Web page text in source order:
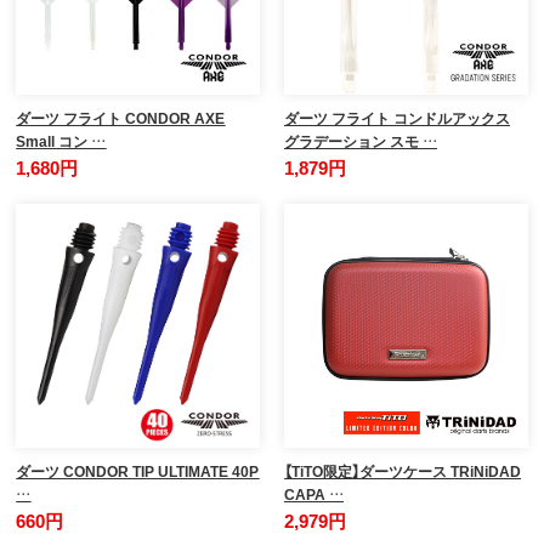
ダーツ フライト CONDOR AXE
Small コン …
1,680円
ダーツ フライト コンドルアックス
グラデーション スモ …
1,879円
ダーツ CONDOR TIP ULTIMATE 40P
…
660円
【TiTO限定】ダーツケース TRiNiDAD
CAPA …
2,979円